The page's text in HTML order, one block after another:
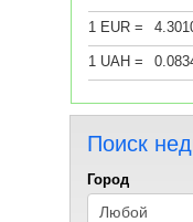
1 EUR =
1 UAH =
Поиск
Город